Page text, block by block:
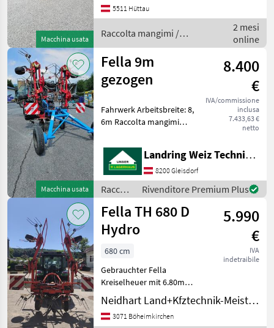
Macchina usata
Kreisler mit 5 Armen
Gewicht ca. 270 kg
Gelenkwelle sofort
5511 Hüttau
Raccolta mangimi /
Fella
2 mesi
online
Macchina usata
Fella 9m
gezogen
8.400
€
IVA/commissione
inclusa
7.433,63 €
netto
Fahrwerk Arbeitsbreite: 8,
6m Raccolta mangimi
Landring Weiz Technikzentrum Süd
8200 Gleisdorf
Raccolta
mangimi
/ Fella
Rivenditore Premium Plus
Fella TH 680 D
Hydro
5.990
€
IVA
indetraibile
680 cm
Gebrauchter Fella
Kreiselheuer mit 6.80m
Arbeitsbreite. Mechanische
Grenzstreueinrichtung.
Hydraulische
Neidhart Land+Kfztechnik-Meisterbetrieb
3071 Böheimkirchen